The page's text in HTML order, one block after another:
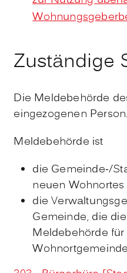
Zuständige
Die Meldebehörde
eingezogenen Person.
Meldebehörde ist
die Gemeinde-/
neuen
die
Gemeinde, die
Meldebehörde